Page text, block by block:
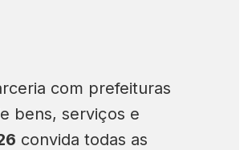
com prefeituras
bens, serviços e
convida todas as